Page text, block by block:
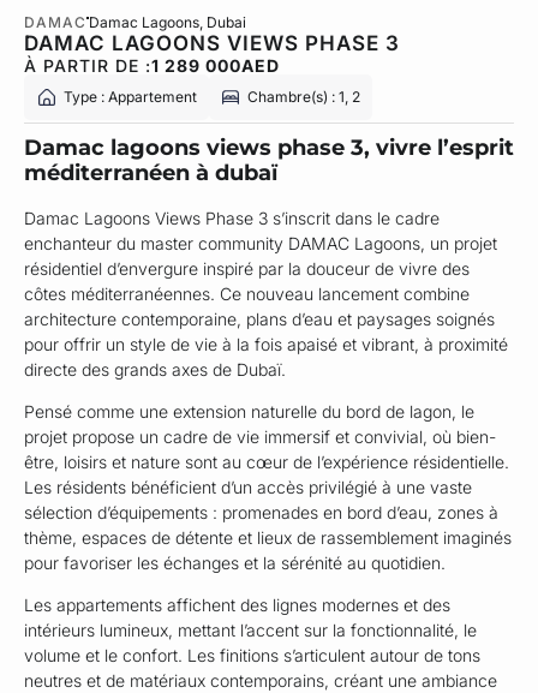
DAMAC Damac Lagoons , Dubai
DAMAC LAGOONS VIEWS PHASE 3
À PARTIR DE :1 289 000AED
Type : Appartement Chambre(s) : 1, 2
Damac lagoons views phase 3, vivre l’esprit
méditerranéen à dubaï
Damac Lagoons Views Phase 3 s’inscrit dans le cadre
enchanteur du master community DAMAC Lagoons, un projet
résidentiel d’envergure inspiré par la douceur de vivre des
côtes méditerranéennes. Ce nouveau lancement combine
architecture contemporaine, plans d’eau et paysages soignés
pour offrir un style de vie à la fois apaisé et vibrant, à proximité
directe des grands axes de Dubaï.
Pensé comme une extension naturelle du bord de lagon, le
projet propose un cadre de vie immersif et convivial, où bien-
être, loisirs et nature sont au cœur de l’expérience résidentielle.
Les résidents bénéficient d’un accès privilégié à une vaste
sélection d’équipements : promenades en bord d’eau, zones à
thème, espaces de détente et lieux de rassemblement imaginés
pour favoriser les échanges et la sérénité au quotidien.
Les appartements affichent des lignes modernes et des
intérieurs lumineux, mettant l’accent sur la fonctionnalité, le
volume et le confort. Les finitions s’articulent autour de tons
neutres et de matériaux contemporains, créant une ambiance